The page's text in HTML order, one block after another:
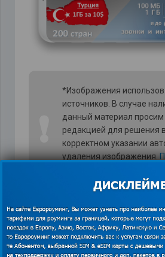
*Изображения
источников. В случае
данный материал просим
редакцией для решения
корректном указании
удаления изображения.
Цены намобильный интернет
специальное предложение для
собираются в Гонконг:
Интернет-пакет«Азия»